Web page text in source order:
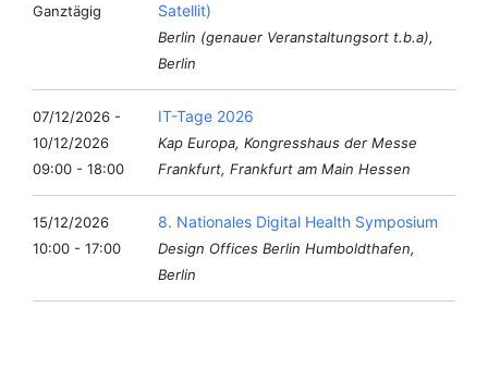
Ganztägig
Satellit)
Berlin (genauer Veranstaltungsort t.b.a),
Berlin
07/12/2026 -
10/12/2026
09:00 - 18:00
IT-Tage 2026
Kap Europa, Kongresshaus der Messe
Frankfurt, Frankfurt am Main Hessen
15/12/2026
10:00 - 17:00
8. Nationales Digital Health Symposium
Design Offices Berlin Humboldthafen,
Berlin